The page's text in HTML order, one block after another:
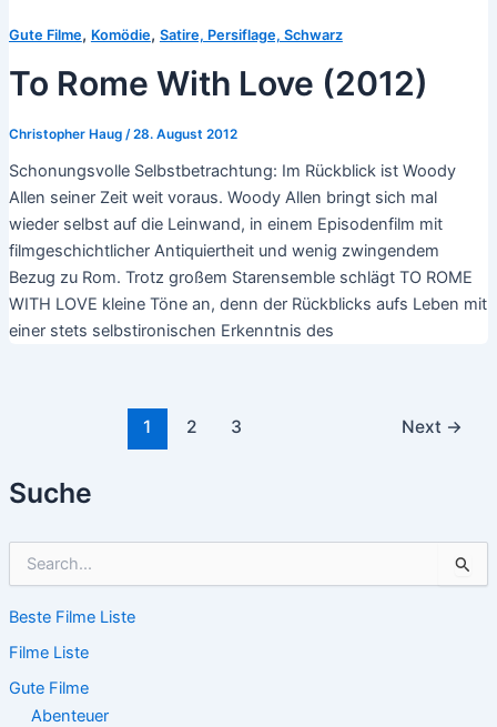
Suche
h
n
n
Beste Filme Liste
Filme Liste
Gute Filme
Abenteuer
Gute Filme, Komödie, Satire, Persiflage, Schwarz
To Rome With Love (2012)
Christopher Haug /28. August 2012
Schonungsvolle Selbstbetrachtung: Im Rückblick ist Woody
Allen seiner Zeit weit voraus. Woody Allen bringt sich mal
wieder selbst auf die Leinwand, in einem Episodenfilm mit
filmgeschichtlicher Antiquiertheit und wenig zwingendem
Bezug zu Rom. Trotz großem Starensemble schlägt TO ROME
WITH LOVE kleine Töne an, denn der Rückblicks aufs Leben mit
einer stets selbstironischen Erkenntnis des
1 2 3 Next →